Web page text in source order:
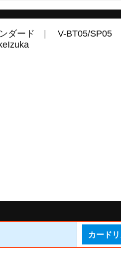
ダード V-BT05/SP05
カード